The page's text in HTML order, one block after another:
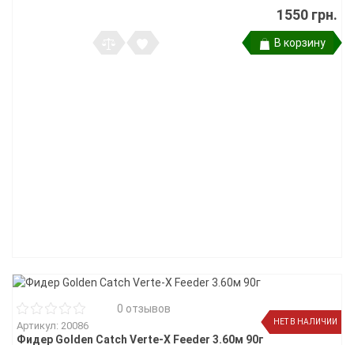
1550 грн.
В корзину
НЕТ В НАЛИЧИИ
0 отзывов
Артикул: 20086
Фидер Golden Catch Verte-X Feeder 3.60м 90г